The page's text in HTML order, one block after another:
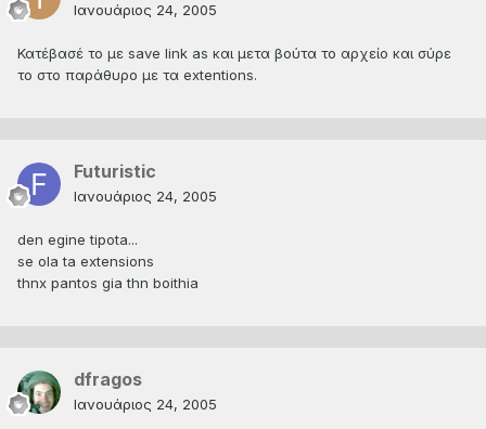
Ιανουάριος 24, 2005
Κατέβασέ το με save link as και μετα βούτα το αρχείο και σύρε
το στο παράθυρο με τα extentions.
Futuristic
Ιανουάριος 24, 2005
den egine tipota...
se ola ta extensions
thnx pantos gia thn boithia
dfragos
Ιανουάριος 24, 2005